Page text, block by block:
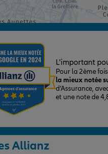
L'important
Pour la 2ème
la mieux notée
d’Assurance,
et une note de
Allianz